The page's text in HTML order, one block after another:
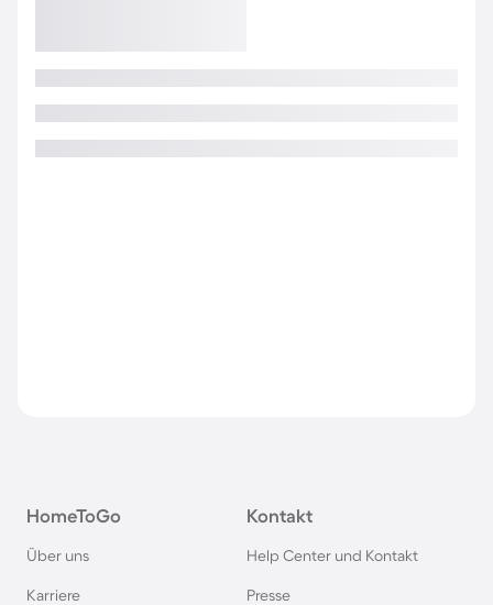
HomeToGo
Über uns
Karriere
Kontakt
Help Center und Kontakt
Presse